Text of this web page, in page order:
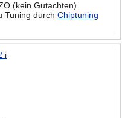
(kein Gutachten)
Tuning durch Chiptuning
i